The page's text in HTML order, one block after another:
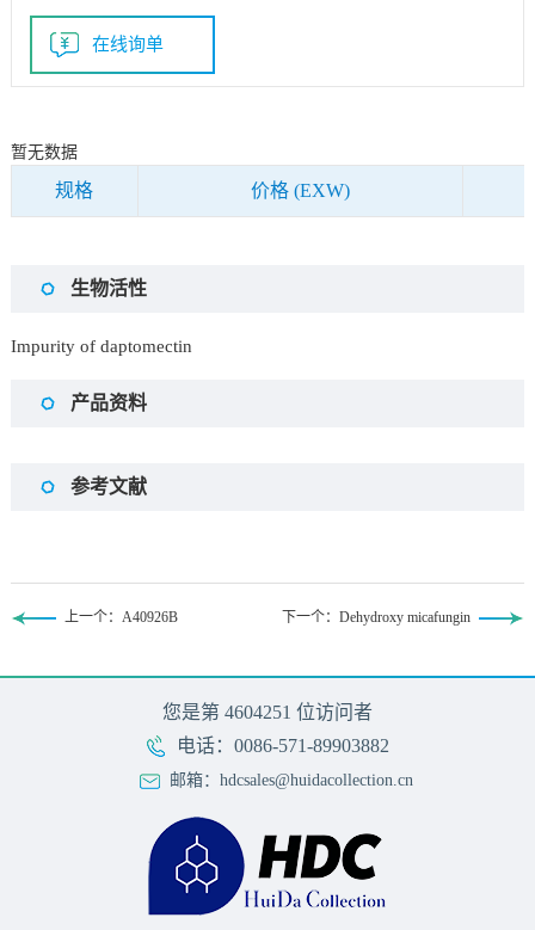
在线询单
暂无数据
规格 价格 (EXW)
生物活性
Impurity of daptomectin
产品资料
参考文献
上一个：A40926B 下一个：Dehydroxy micafungin
您是第 4604251 位访问者
电话：0086-571-89903882
邮箱：hdcsales@huidacollection.cn